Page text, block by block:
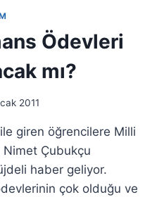
Ödevleri
mı?
2011
giren öğrencilere Milli
Nimet Çubukçu
haber geliyor.
çok olduğu ve